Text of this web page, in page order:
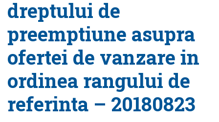
dreptului de
preemptiune asupra
ofertei de vanzare in
ordinea rangului de
referinta – 20180823